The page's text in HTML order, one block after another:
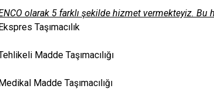
olarak 5 farklı şekilde hizmet vermekteyiz. Bu
Taşımacılık
Madde Taşımacılığı
Madde Taşımacılığı